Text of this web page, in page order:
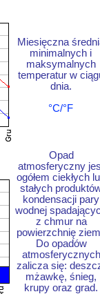
Miesięczna
minimalnych i
maksymalnych
temperatur w
dnia.
°C/°F
Opad
atmosferyczny
ogółem ciekłych
stałych
kondensacji pary
wodnej
z chmur na
powierzchnię
Do opadów
atmosferycznych
zalicza się:
mżawkę, śnieg,
krupy oraz grad.